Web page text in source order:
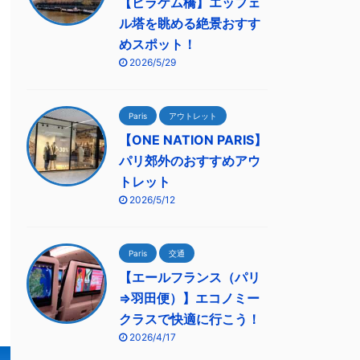
ル塔を眺める絶景おすす
めスポット！
2026/5/29
Paris アウトレット
【ONE NATION PARIS】
パリ郊外のおすすめアウ
トレット
2026/5/12
Paris 交通
【エールフランス（パリ
⇒羽田便）】エコノミー
クラスで快適に行こう！
2026/4/17